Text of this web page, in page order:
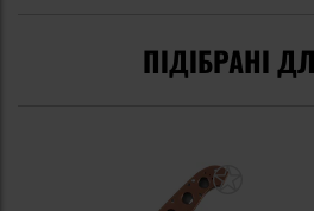
ПІДІБРАНІ